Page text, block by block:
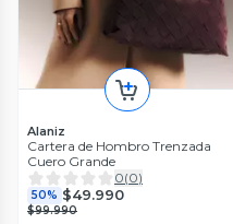
Alaniz
Cartera de Hombro Trenzada
Cuero Grande
0(0)
50% $49.990
$99.990